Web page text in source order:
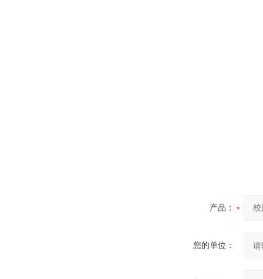
产品：
您的单位：